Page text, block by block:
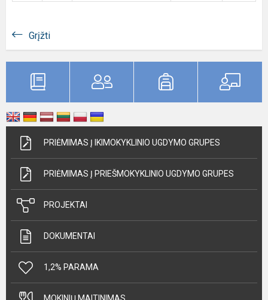
Grįžti
PRIĖMIMAS Į IKIMOKYKLINIO UGDYMO GRUPES
PRIĖMIMAS Į PRIEŠMOKYKLINIO UGDYMO GRUPES
PROJEKTAI
DOKUMENTAI
1,2% PARAMA